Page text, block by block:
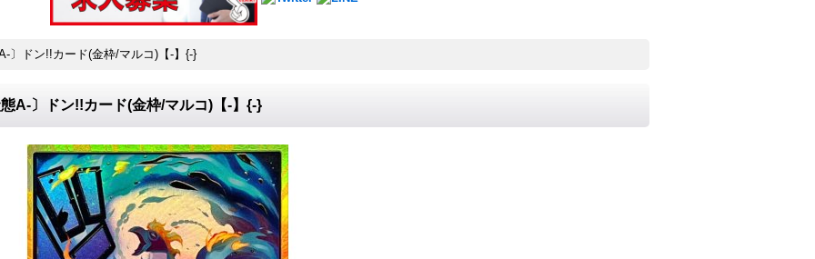
〕ドン!!カード(金枠/マルコ)【-】{-}
A-〕ドン!!カード(金枠/マルコ)【-】{-}